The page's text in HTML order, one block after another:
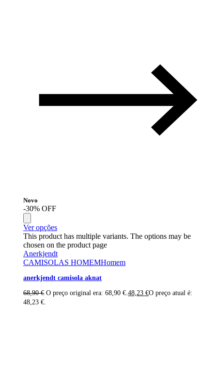
Novo
-30% OFF
Ver opções
This product has multiple variants. The options may be
chosen on the product page
Anerkjendt
CAMISOLAS HOMEMHomem
anerkjendt camisola aknat
68,90€ O preço original era: 68,90 €.48,23 €O preço atual é:
48,23 €.